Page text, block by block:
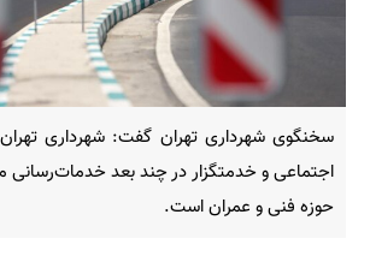
سخنگوی شهرداری تهران گفت: شهرداری
اجتماعی و خدمتگزار در چند بعد خدمات‌رسانی
حوزه فنی و عمران است. ‌